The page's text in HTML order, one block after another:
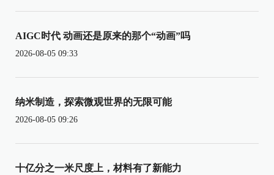
AIGC时代 动画还是原来的那个“动画”吗
2026-08-05 09:33
纳米制造，探索微观世界的无限可能
2026-08-05 09:26
十亿分之一米尺度上，材料有了新能力